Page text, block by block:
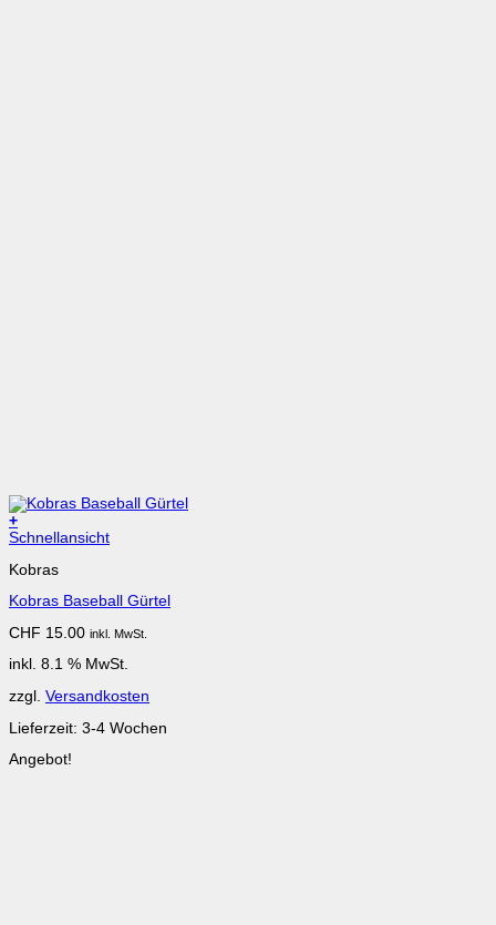
+
Schnellansicht
Kobras
Kobras Baseball Gürtel
CHF 15.00 inkl. MwSt.
inkl. 8.1 % MwSt.
zzgl. Versandkosten
Lieferzeit: 3-4 Wochen
Angebot!